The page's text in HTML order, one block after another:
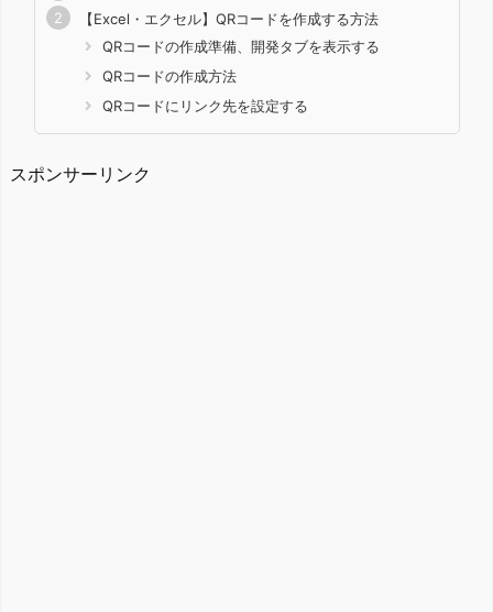
【Excel・エクセル】QRコードを作成する方法
QRコードの作成準備、開発タブを表示する
QRコードの作成方法
QRコードにリンク先を設定する
スポンサーリンク